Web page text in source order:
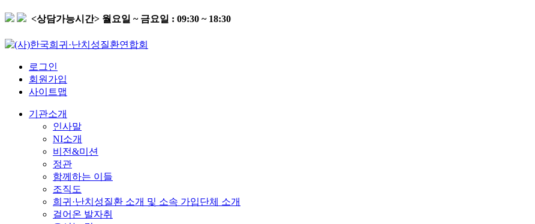
<상담가능시간> 월요일 ~ 금요일 : 09:30 ~ 18:30
로그인
회원가입
사이트맵
기관소개
인사말
NI소개
비전&미션
정관
함께하는 이들
조직도
희귀·난치성질환 소개 및 소속 가입단체 소개
걸어온 발자취